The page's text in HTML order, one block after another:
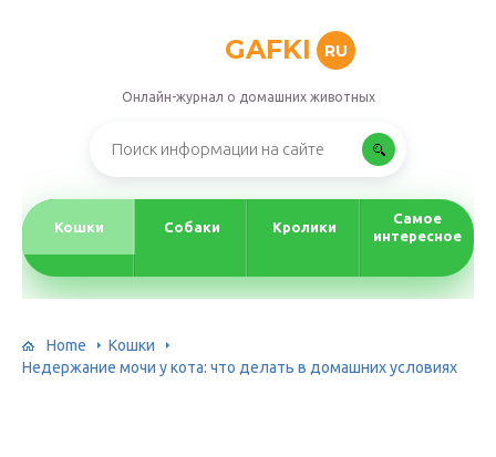
GAFKI RU
Онлайн-журнал о домашних животных
Кошки Собаки Кролики
Самое
интересное
Home
Кошки
Недержание мочи у кота: что делать в домашних условиях